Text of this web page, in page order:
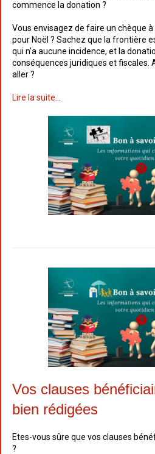
commence la donation ?
Vous envisagez de faire un chèque
pour Noël ? Sachez que la frontière
qui n'a aucune incidence, et la
conséquences juridiques et fiscales.
aller ?
Lire la suite...
Vos clauses
bien rédigées
Etes-vous sûre que vos clauses
?